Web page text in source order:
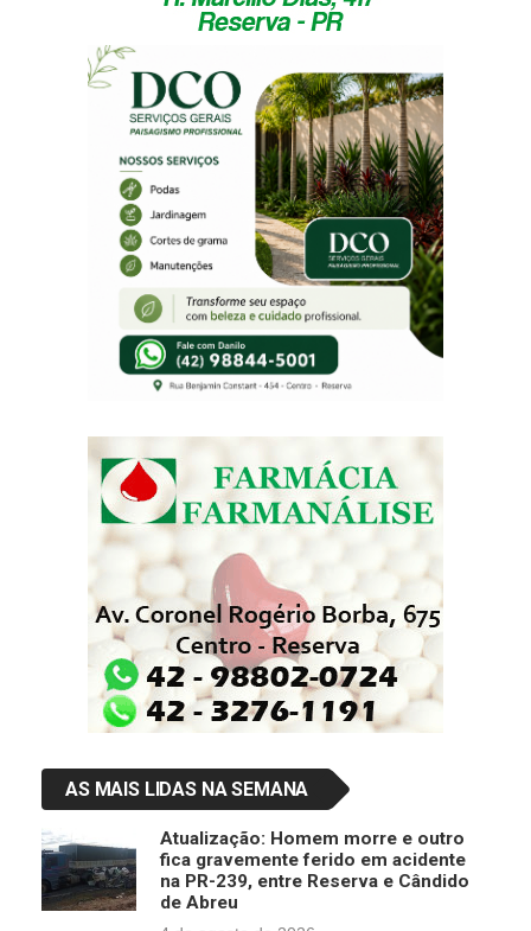
AS MAIS LIDAS NA SEMANA
Atualização: Homem morre e outro
fica gravemente ferido em acidente
na PR-239, entre Reserva e Cândido
de Abreu